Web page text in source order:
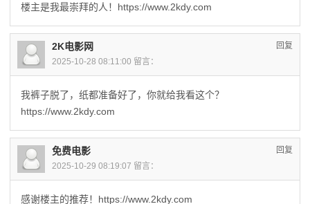
楼主是我最崇拜的人！https://www.2kdy.com
2K电影网
2025-10-28 08:11:00 留言：
回复
我裤子脱了，纸都准备好了，你就给我看这个？
https://www.2kdy.com
免费电影
2025-10-29 08:19:07 留言：
回复
感谢楼主的推荐！https://www.2kdy.com